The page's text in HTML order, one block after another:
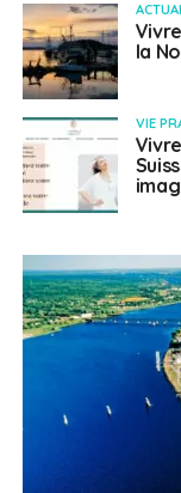
la
VIE